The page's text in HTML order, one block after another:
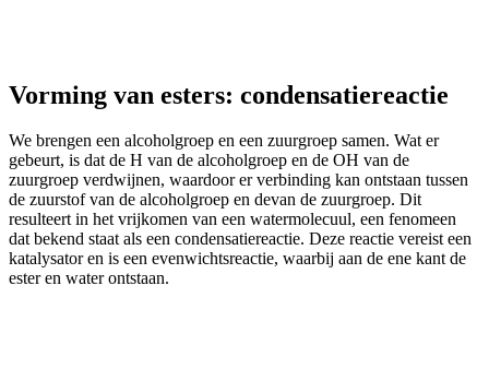
Vorming van esters: condensatiereactie
We brengen een alcoholgroep en een zuurgroep samen. Wat er
gebeurt, is dat de H van de alcoholgroep en de OH van de
zuurgroep verdwijnen, waardoor er verbinding kan ontstaan tussen
de zuurstof van de alcoholgroep en devan de zuurgroep. Dit
resulteert in het vrijkomen van een watermolecuul, een fenomeen
dat bekend staat als een condensatiereactie. Deze reactie vereist een
katalysator en is een evenwichtsreactie, waarbij aan de ene kant de
ester en water ontstaan.